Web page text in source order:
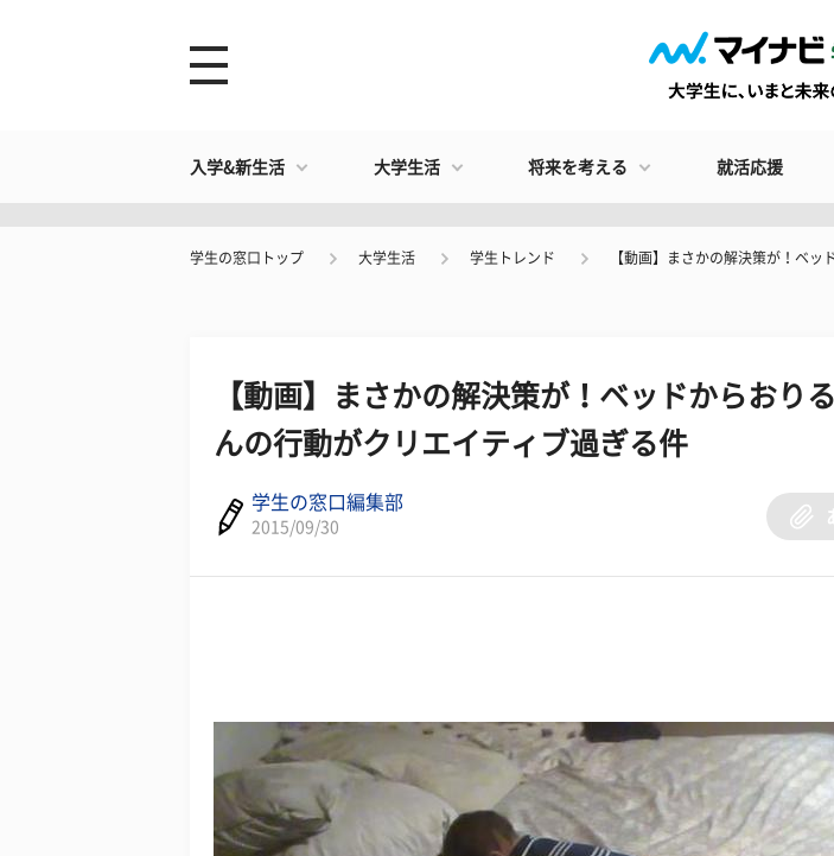
入学&新生活 大学生活 将来を考える 就活応援
学生の窓口トップ 大学生活 学生トレンド 【動画】まさかの解決策が！ベ
【動画】まさかの解決策が！ベッドからおり
んの行動がクリエイティブ過ぎる件
学生の窓口編集部
2015/09/30